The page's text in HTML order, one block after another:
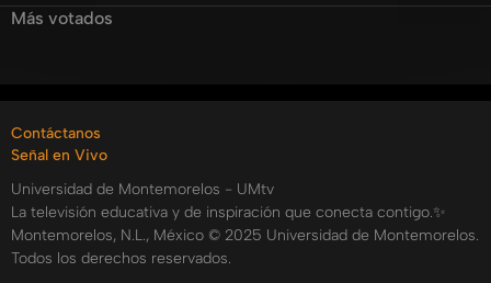
.https://open.spotify.com/show/
sub_confirmation=1
Categorías:
Tags:
insertar
título rocio miranda adrian pichal
misael
gonzalez
Más votados
Contáctanos
Señal en Vivo
Universidad de Montemorelos - UMtv
La televisión educativa y de inspiración que conecta contigo.✨
Montemorelos, N.L., México © 2025 Universidad de Montemorelos.
Todos los derechos reservados.